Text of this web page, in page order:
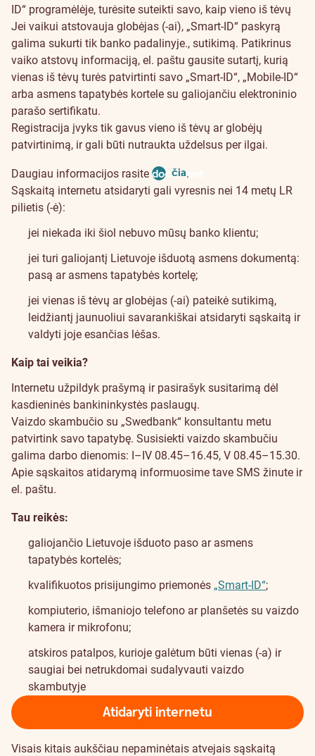
ID“ programėlėje, turėsite suteikti savo, kaip vieno iš tėvų
Jei vaikui atstovauja globėjas (-ai), „Smart-ID“ paskyrą
galima sukurti tik banko padalinyje., sutikimą. Patikrinus
vaiko atstovų informaciją, el. paštu gausite sutartį, kurią
vienas iš tėvų turės patvirtinti savo „Smart-ID“, „Mobile-ID“
arba asmens tapatybės kortele su galiojančiu elektroninio
parašo sertifikatu.
Registracija įvyks tik gavus vieno iš tėvų ar globėjų
patvirtinimą, ir gali būti nutraukta uždelsus per ilgai.
Daugiau informacijos rasite document
čia.
Sąskaitą internetu atsidaryti gali vyresnis nei 14 metų LR
pilietis (-ė):
jei niekada iki šiol nebuvo mūsų banko klientu;
jei turi galiojantį Lietuvoje išduotą asmens dokumentą:
pasą ar asmens tapatybės kortelę;
jei vienas iš tėvų ar globėjas (-ai) pateikė sutikimą,
leidžiantį jaunuoliui savarankiškai atsidaryti sąskaitą ir
valdyti joje esančias lėšas.
Kaip tai veikia?
Internetu užpildyk prašymą ir pasirašyk susitarimą dėl
kasdieninės bankininkystės paslaugų.
Vaizdo skambučio su „Swedbank“ konsultantu metu
patvirtink savo tapatybę. Susisiekti vaizdo skambučiu
galima darbo dienomis: I–IV 08.45–16.45, V 08.45–15.30.
Apie sąskaitos atidarymą informuosime tave SMS žinute ir
el. paštu.
Tau reikės:
galiojančio Lietuvoje išduoto paso ar asmens
tapatybės kortelės;
kvalifikuotos prisijungimo priemonės „Smart-ID“;
kompiuterio, išmaniojo telefono ar planšetės su vaizdo
kamera ir mikrofonu;
atskiros patalpos, kurioje galėtum būti vienas (-a) ir
saugiai bei netrukdomai sudalyvauti vaizdo
skambutyje
Atidaryti internetu
Visais kitais aukščiau nepaminėtais atvejais sąskaitą